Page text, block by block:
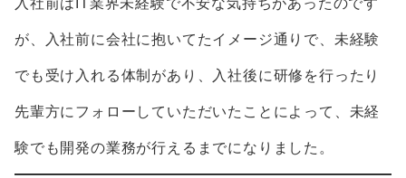
が、入社前に会社に抱いてたイメージ通りで、未経験
でも受け入れる体制があり、入社後に研修を行ったり
先輩方にフォローしていただいたことによって、未経
験でも開発の業務が行えるまでになりました。